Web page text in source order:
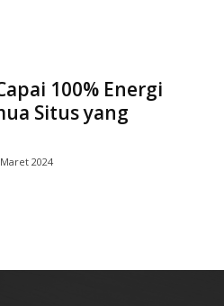
100% Energi
Situs yang
2024